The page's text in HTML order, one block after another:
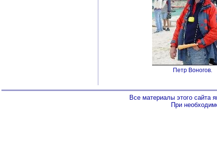
Петр Воногов.
Все материалы этого сайта
При